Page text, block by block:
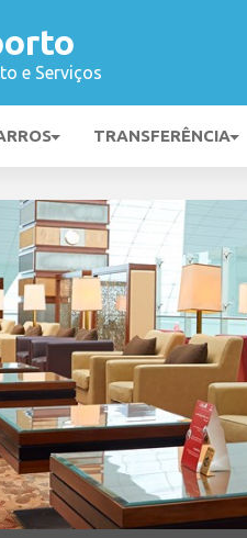
e Serviços
TRANSFERÊNCIA